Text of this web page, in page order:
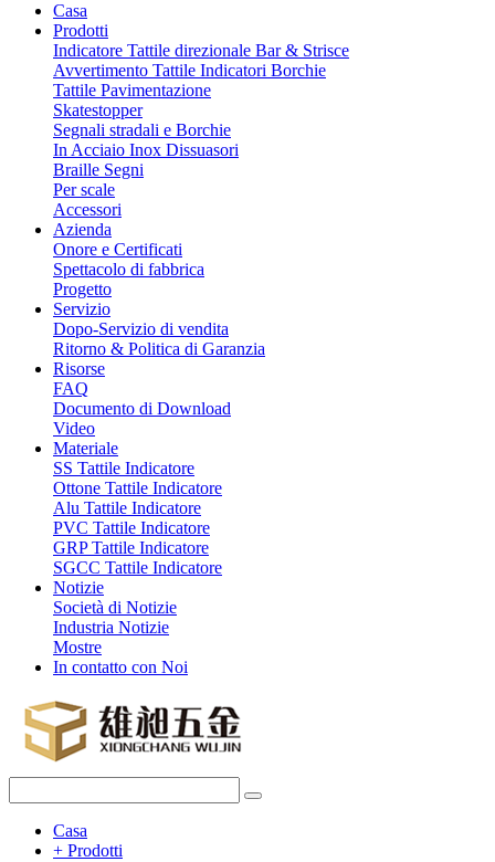
Casa
Prodotti
Indicatore Tattile direzionale Bar & Strisce
Avvertimento Tattile Indicatori Borchie
Tattile Pavimentazione
Skatestopper
Segnali stradali e Borchie
In Acciaio Inox Dissuasori
Braille Segni
Per scale
Accessori
Azienda
Onore e Certificati
Spettacolo di fabbrica
Progetto
Servizio
Dopo-Servizio di vendita
Ritorno & Politica di Garanzia
Risorse
FAQ
Documento di Download
Video
Materiale
SS Tattile Indicatore
Ottone Tattile Indicatore
Alu Tattile Indicatore
PVC Tattile Indicatore
GRP Tattile Indicatore
SGCC Tattile Indicatore
Notizie
Società di Notizie
Industria Notizie
Mostre
In contatto con Noi
Casa
+ Prodotti